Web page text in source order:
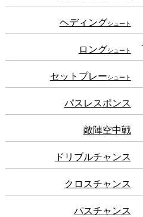
ヘディングシュート
ロングシュート
セットプレーシュート
パスレスポンス
敵陣空中戦
ドリブルチャンス
クロスチャンス
パスチャンス